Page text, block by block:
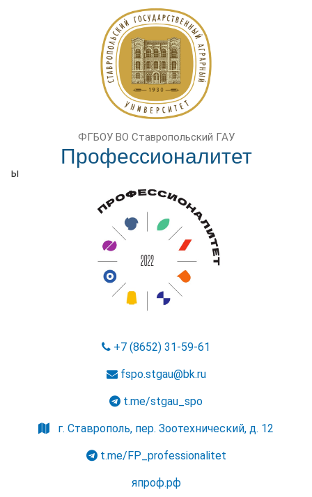
ФГБОУ ВО Ставропольский ГАУ
Профессионалитет
ы
+7 (8652) 31-59-61
fspo.stgau@bk.ru
t.me/stgau_spo
г. Ставрополь, пер. Зоотехнический, д. 12
t.me/FP_professionalitet
япроф.рф